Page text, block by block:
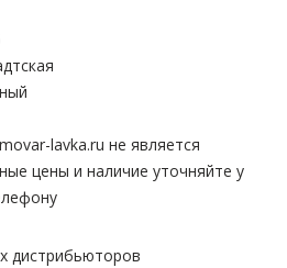
lavka.ru не является
цены и наличие уточняйте у
дистрибьюторов